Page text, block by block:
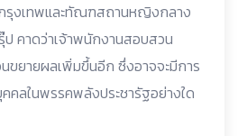
รุงเทพและทัณฑสถานหญิงกลาง
ป คาดว่าเจ้าพนักงานสอบสวน
ขยายผลเพิ่มขึ้นอีก ซึ่งอาจจะมีการ
ลในพรรคพลังประชารัฐอย่างใด